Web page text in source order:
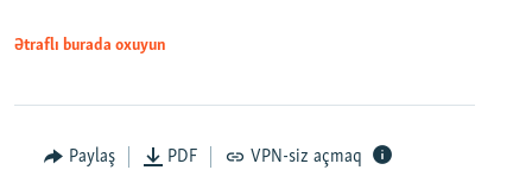
Ətraflı burada oxuyun
Paylaş PDF VPN-siz açmaq